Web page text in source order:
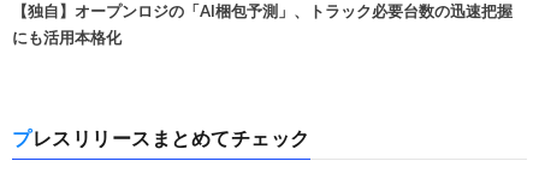
【独自】オープンロジの「AI梱包予測」、トラック必要台数の迅速把握
にも活用本格化
プレスリリースまとめてチェック